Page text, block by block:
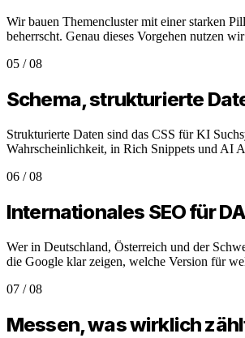
Wir bauen Themencluster mit einer starken
beherrscht. Genau dieses Vorgehen nutzen
05 /08
Schema, strukturierte
Strukturierte Daten sind das CSS für KI
Wahrscheinlichkeit, in Rich Snippets und AI
06 /08
Internationales SEO für
Wer in Deutschland, Österreich und der
die Google klar zeigen, welche Version für
07 /08
Messen, was wirklich